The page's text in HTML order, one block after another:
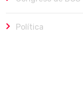
Política